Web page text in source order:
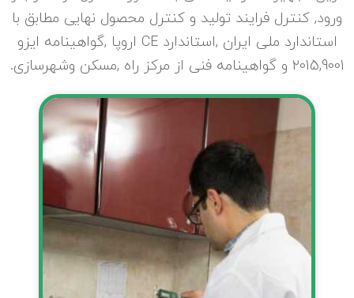
ورود, کنترل فرایند تولید و کنترل محصول نهایی مطابق با
استاندارد ملی ایران ,استاندارد CE اروپا ,گواهینامه ایزو
2015,9001 و گواهینامه فنی از مرکز راه ,مسکن وشهرسازی.